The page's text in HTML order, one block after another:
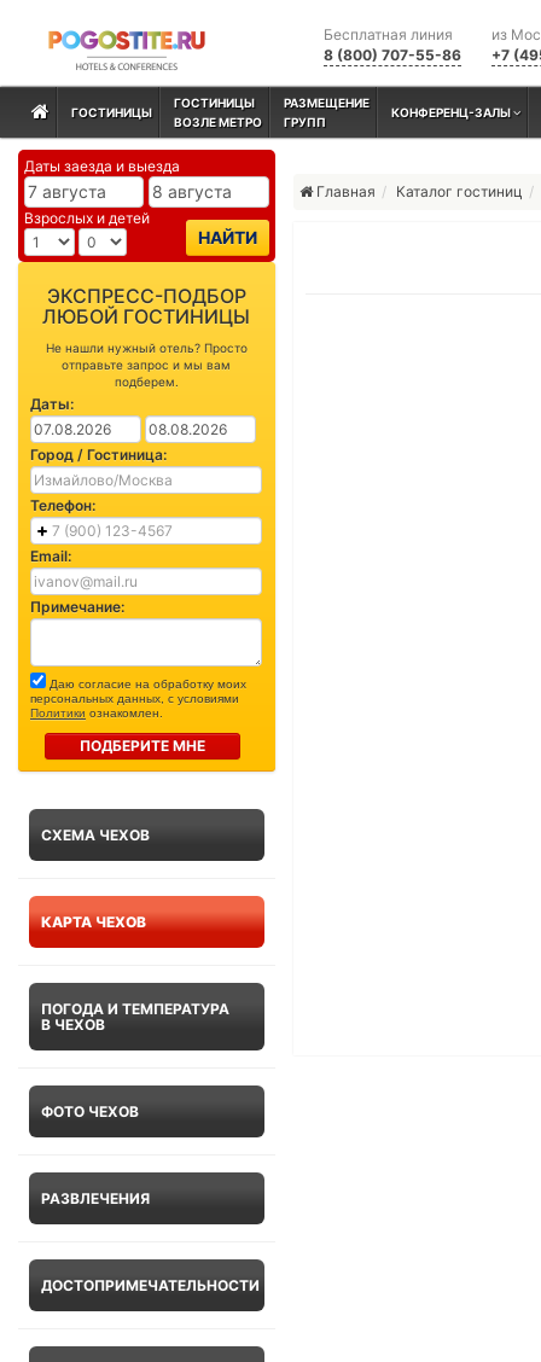
из
+7
Бесплатная линия
8 (800) 707-55-86
ГОСТИНИЦЫ
ГОСТИНИЦЫ
ВОЗЛЕ МЕТРО
РАЗМЕЩЕНИЕ
ГРУПП
КОНФЕРЕНЦ-ЗАЛЫ
Даты заезда и выезда
Взрослых и детей
НАЙТИ
ЭКСПРЕСС-ПОДБОР
ЛЮБОЙ ГОСТИНИЦЫ
Не нашли нужный отель? Просто
отправьте запрос и мы вам
подберем.
Даты:
Город / Гостиница:
Телефон:
Email:
Примечание:
Даю согласие на обработку моих
персональных данных, с условиями
Политики ознакомлен.
ПОДБЕРИТЕ МНЕ
СХЕМА ЧЕХОВ
КАРТА ЧЕХОВ
ПОГОДА И ТЕМПЕРАТУРА
В ЧЕХОВ
ФОТО ЧЕХОВ
РАЗВЛЕЧЕНИЯ
ДОСТОПРИМЕЧАТЕЛЬНОСТИ
Главная Каталог гостиниц